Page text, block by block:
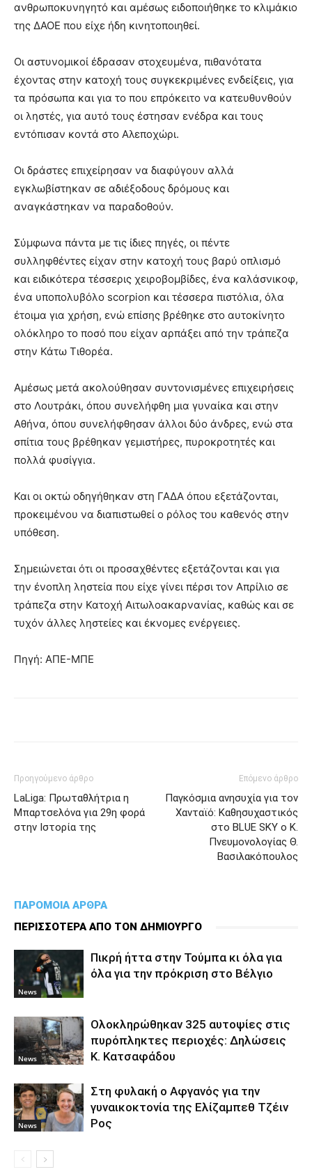
ανθρωποκυνηγητό και αμέσως ειδοποιήθηκε το κλιμάκιο
της ΔΑΟΕ που είχε ήδη κινητοποιηθεί.
Οι αστυνομικοί έδρασαν στοχευμένα, πιθανότατα
έχοντας στην κατοχή τους συγκεκριμένες ενδείξεις, για
τα πρόσωπα και για το που επρόκειτο να κατευθυνθούν
οι ληστές, για αυτό τους έστησαν ενέδρα και τους
εντόπισαν κοντά στο Αλεποχώρι.
Οι δράστες επιχείρησαν να διαφύγουν αλλά
εγκλωβίστηκαν σε αδιέξοδους δρόμους και
αναγκάστηκαν να παραδοθούν.
Σύμφωνα πάντα με τις ίδιες πηγές, οι πέντε
συλληφθέντες είχαν στην κατοχή τους βαρύ οπλισμό
και ειδικότερα τέσσερις χειροβομβίδες, ένα καλάσνικοφ,
ένα υποπολυβόλο scorpion και τέσσερα πιστόλια, όλα
έτοιμα για χρήση, ενώ επίσης βρέθηκε στο αυτοκίνητο
ολόκληρο το ποσό που είχαν αρπάξει από την τράπεζα
στην Κάτω Τιθορέα.
Αμέσως μετά ακολούθησαν συντονισμένες επιχειρήσεις
στο Λουτράκι, όπου συνελήφθη μια γυναίκα και στην
Αθήνα, όπου συνελήφθησαν άλλοι δύο άνδρες, ενώ στα
σπίτια τους βρέθηκαν γεμιστήρες, πυροκροτητές και
πολλά φυσίγγια.
Και οι οκτώ οδηγήθηκαν στη ΓΑΔΑ όπου εξετάζονται,
προκειμένου να διαπιστωθεί ο ρόλος του καθενός στην
υπόθεση.
Σημειώνεται ότι οι προσαχθέντες εξετάζονται και για
την ένοπλη ληστεία που είχε γίνει πέρσι τον Απρίλιο σε
τράπεζα στην Κατοχή Αιτωλοακαρνανίας, καθώς και σε
τυχόν άλλες ληστείες και έκνομες ενέργειες.
Πηγή: ΑΠΕ-ΜΠΕ
Προηγούμενο άρθρο
LaLiga: Πρωταθλήτρια η
Μπαρτσελόνα για 29η φορά
στην Ιστορία της
Επόμενο άρθρο
Παγκόσμια ανησυχία για τον
Χανταϊό: Καθησυχαστικός
στο BLUE SKY ο Κ.
Πνευμονολογίας Θ.
Βασιλακόπουλος
ΠΑΡΟΜΟΙΑ ΑΡΘΡΑ
ΠΕΡΙΣΣΟΤΕΡΑ ΑΠΟ ΤΟΝ ΔΗΜΙΟΥΡΓΟ
News
Πικρή ήττα στην Τούμπα κι όλα για
όλα για την πρόκριση στο Βέλγιο
News
Ολοκληρώθηκαν 325 αυτοψίες στις
πυρόπληκτες περιοχές: Δηλώσεις
Κ. Κατσαφάδου
News
Στη φυλακή ο Aφγανός για την
γυναικοκτονία της Ελίζαμπεθ Τζέιν
Ρος